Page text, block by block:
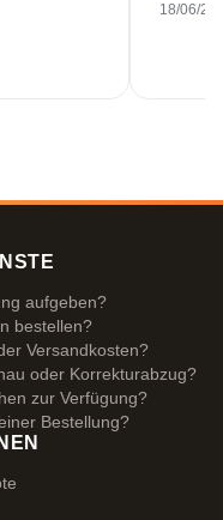
18/06/
aufgeben?
bestellen?
Versandkosten?
oder Korrekturabzug?
zur Verfügung?
Bestellung?